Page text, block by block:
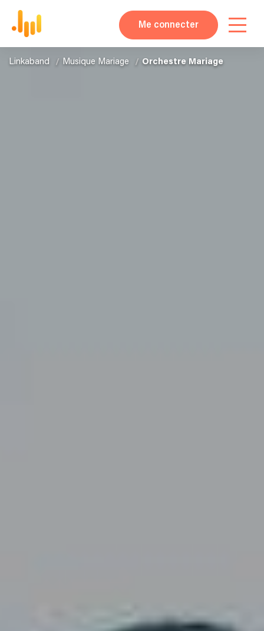
Me connecter
Linkaband Musique Mariage Orchestre Mariage